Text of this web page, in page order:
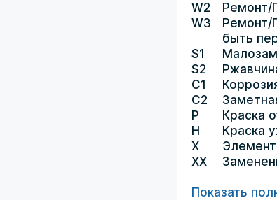
W2
Ремонт/
W3
Ремонт/
быть
S1
S2
C1
C2
P
Краска
H
Краска
X
XX
Показать